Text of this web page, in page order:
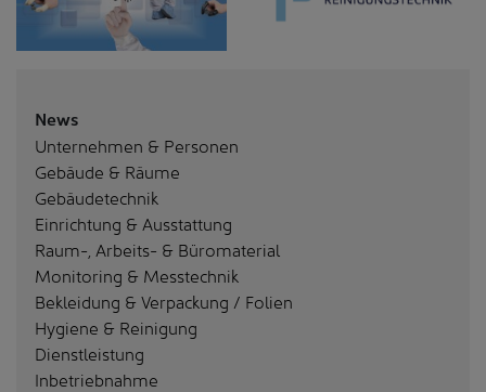
News
Unternehmen & Personen
Gebäude & Räume
Gebäudetechnik
Einrichtung & Ausstattung
Raum-, Arbeits- & Büromaterial
Monitoring & Messtechnik
Bekleidung & Verpackung / Folien
Hygiene & Reinigung
Dienstleistung
Inbetriebnahme